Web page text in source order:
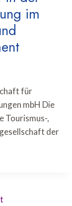
im
für
mbH Die
Tourismus-,
der